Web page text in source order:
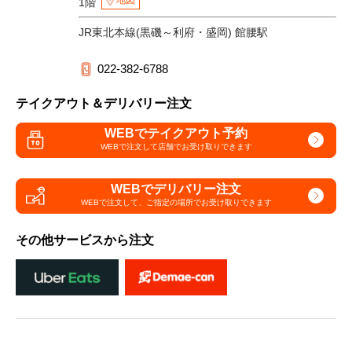
JR東北本線(黒磯～利府・盛岡) 館腰駅
022-382-6788
テイクアウト＆デリバリー注文
WEBでテイクアウト予約
WEBで注文して店舗でお受け取りできます
WEBでデリバリー注文
WEBで注文して、 ご指定の場所でお受け取りできます
その他サービスから注文